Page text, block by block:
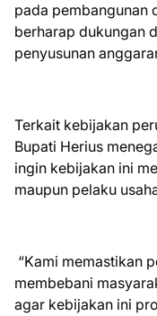
pada pembangunan
berharap dukungan
penyusunan
Terkait kebijakan
Bupati Herius
ingin kebijakan ini
maupun pelaku
“Kami memastikan
membebani
agar kebijakan ini